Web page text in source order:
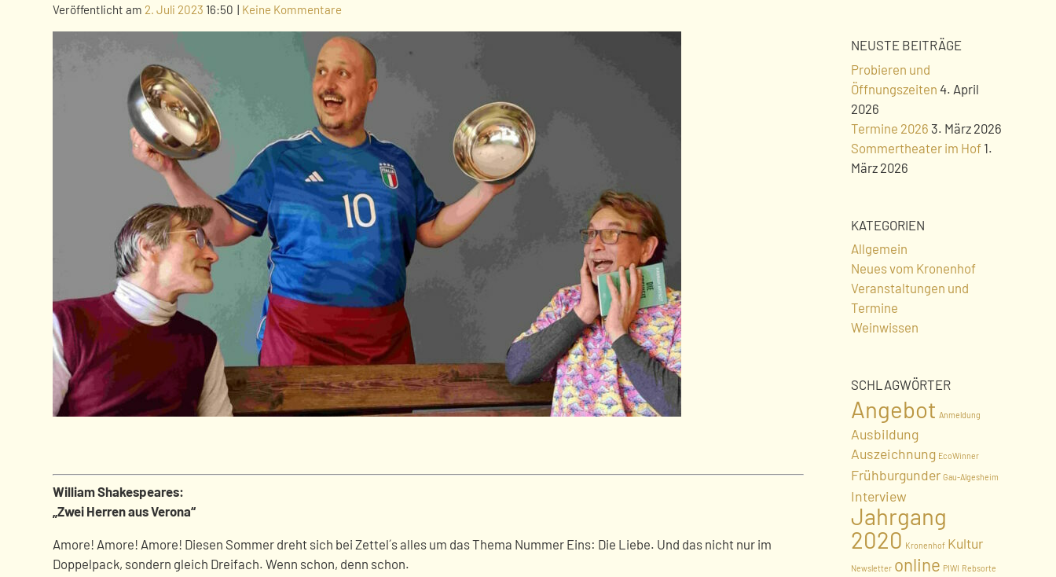
Veröffentlicht am 2. Juli 2023 16:50 | Keine Kommentare
William Shakespeares:
„Zwei Herren aus Verona“
Amore! Amore! Amore! Diesen Sommer dreht sich bei Zettel´s alles um das Thema Nummer Eins: Die Liebe. Und das nicht nur im
Doppelpack, sondern gleich Dreifach. Wenn schon, denn schon.
NEUSTE BEITRÄGE
Probieren und
Öffnungszeiten 4. April
2026
Termine 2026 3. März 2026
Sommertheater im Hof 1.
März 2026
KATEGORIEN
Allgemein
Neues vom Kronenhof
Veranstaltungen und
Termine
Weinwissen
SCHLAGWÖRTER
Angebot Anmeldung
Ausbildung
Auszeichnung EcoWinner
Frühburgunder Gau-Algesheim
Interview
Jahrgang
2020 Kronenhof Kultur
Newsletter online PIWI Rebsorte